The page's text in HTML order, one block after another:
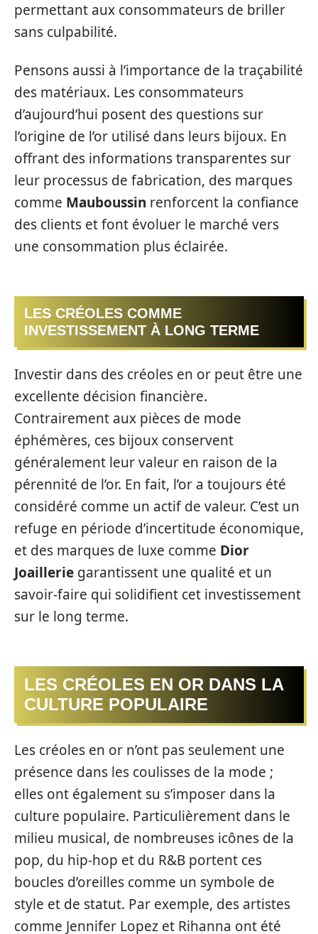
permettant aux consommateurs de briller
sans culpabilité.
Pensons aussi à l’importance de la traçabilité
des matériaux. Les consommateurs
d’aujourd’hui posent des questions sur
l’origine de l’or utilisé dans leurs bijoux. En
offrant des informations transparentes sur
leur processus de fabrication, des marques
comme Mauboussin renforcent la confiance
des clients et font évoluer le marché vers
une consommation plus éclairée.
LES CRÉOLES COMME
INVESTISSEMENT À LONG TERME
Investir dans des créoles en or peut être une
excellente décision financière.
Contrairement aux pièces de mode
éphémères, ces bijoux conservent
généralement leur valeur en raison de la
pérennité de l’or. En fait, l’or a toujours été
considéré comme un actif de valeur. C’est un
refuge en période d’incertitude économique,
et des marques de luxe comme Dior
Joaillerie garantissent une qualité et un
savoir-faire qui solidifient cet investissement
sur le long terme.
LES CRÉOLES EN OR DANS LA
CULTURE POPULAIRE
Les créoles en or n’ont pas seulement une
présence dans les coulisses de la mode ;
elles ont également su s’imposer dans la
culture populaire. Particulièrement dans le
milieu musical, de nombreuses icônes de la
pop, du hip-hop et du R&B portent ces
boucles d’oreilles comme un symbole de
style et de statut. Par exemple, des artistes
comme Jennifer Lopez et Rihanna ont été